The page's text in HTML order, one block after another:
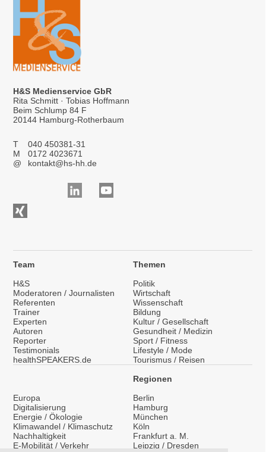
H&S Medienservice GbR
Rita Schmitt · Tobias Hoffmann
Beim Schlump 84 F
20144 Hamburg-Rotherbaum
T
040 450381-31
M
0172 4023671
@
kontakt@hs-hh.de
Team
H&S
Moderatoren / Journalisten
Referenten
Trainer
Experten
Autoren
Reporter
Testimonials
healthSPEAKERS.de
Themen
Politik
Wirtschaft
Wissenschaft
Bildung
Kultur / Gesellschaft
Gesundheit / Medizin
Sport / Fitness
Lifestyle / Mode
Tourismus / Reisen
Europa
Digitalisierung
Energie / Ökologie
Klimawandel / Klimaschutz
Nachhaltigkeit
E-Mobilität / Verkehr
Regionen
Berlin
Hamburg
München
Köln
Frankfurt a. M.
Leipzig / Dresden